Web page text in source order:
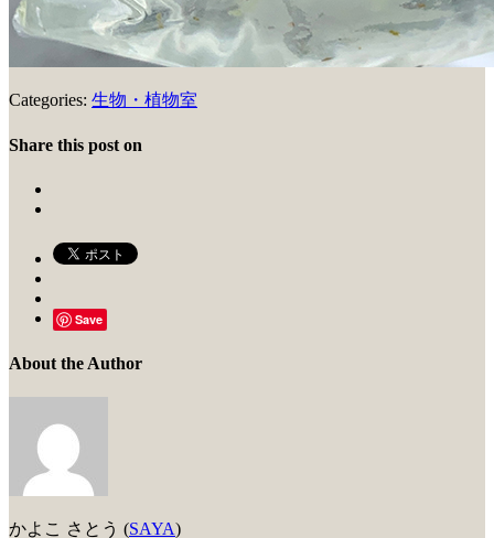
Categories: 生物・植物室
Share this post on
Save
About the Author
かよこ さとう (SAYA)